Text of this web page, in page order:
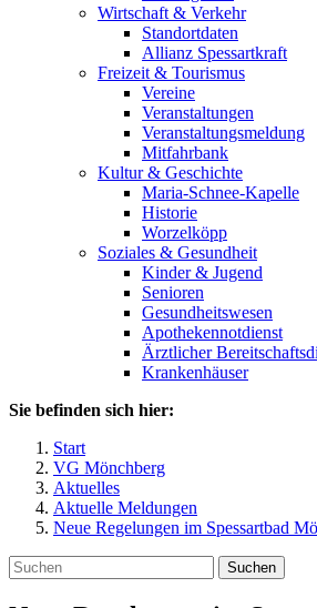
Wirtschaft & Verkehr
Standortdaten
Allianz Spessartkraft
Freizeit & Tourismus
Vereine
Veranstaltungen
Veranstaltungsmeldung
Mitfahrbank
Kultur & Geschichte
Maria-Schnee-Kapelle
Historie
Worzelköpp
Soziales & Gesundheit
Kinder & Jugend
Senioren
Gesundheitswesen
Apothekennotdienst
Ärztlicher
Krankenhäuser
Sie befinden sich hier:
Start
VG Mönchberg
Aktuelles
Aktuelle Meldungen
Neue Regelungen im Spessartbad
Suchen